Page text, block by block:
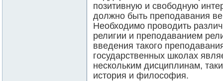
позитивную и свободную
должно быть преподавания
Необходимо проводить
религии и преподаванием
введения такого
государственных школах
нескольким дисциплинам,
история и философия.